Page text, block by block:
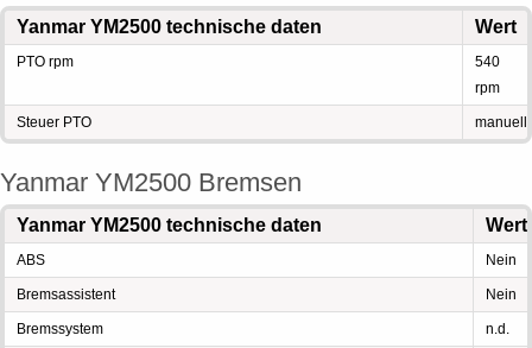
Yanmar YM2500 technische daten Wert
PTO rpm
540
rpm
Steuer PTO manuell
Yanmar YM2500 Bremsen
Yanmar YM2500 technische daten Wert
ABS Nein
Bremsassistent Nein
Bremssystem n.d.